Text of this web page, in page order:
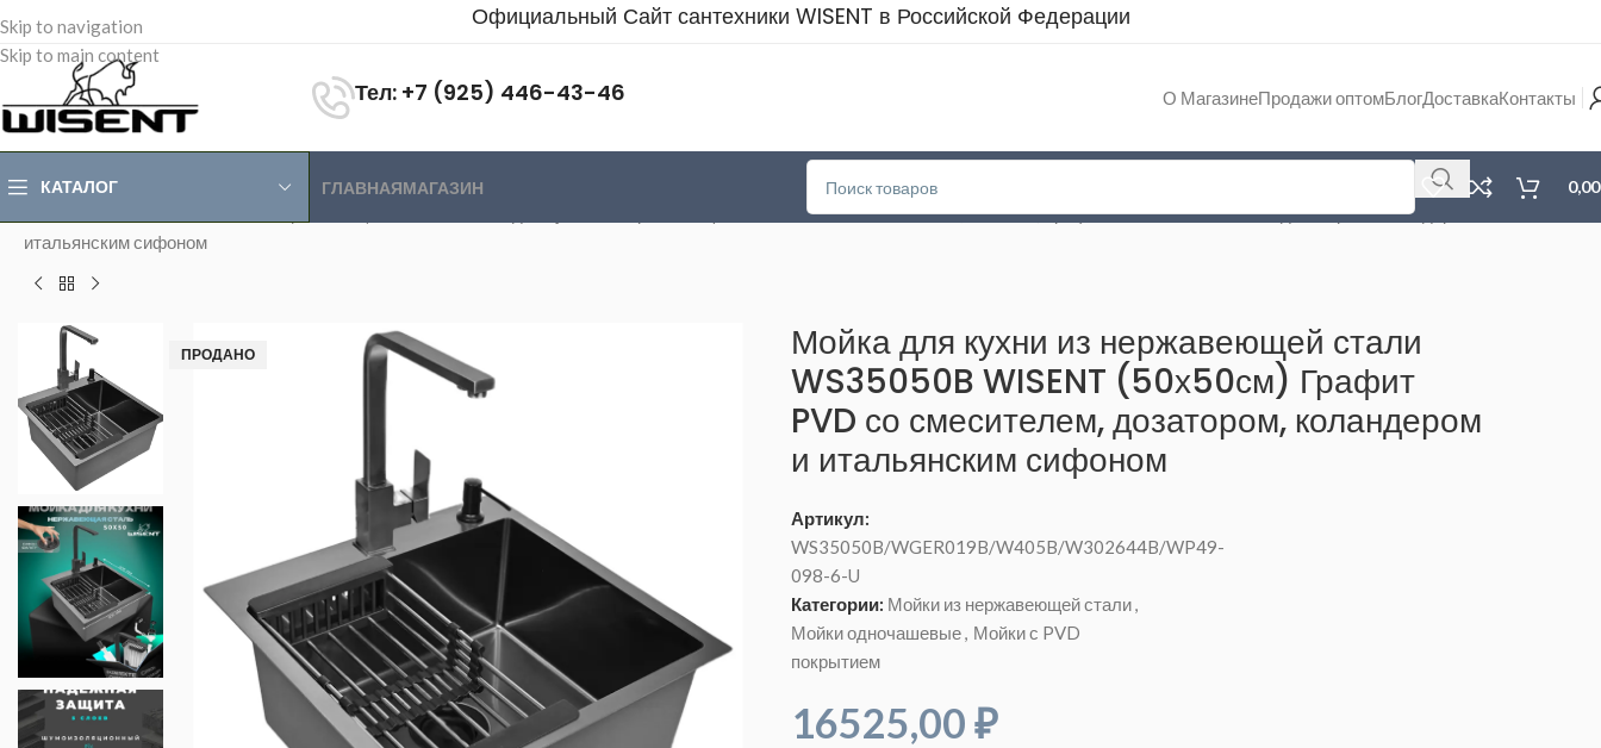
Skip to navigation
Skip to main content
Официальный Сайт сантехники WISENT в Российской Федерации
Тел: +7 (925) 446-43-46 О МагазинеПродажи оптомБлогДоставкаКонтакты
КАТАЛОГ ГЛАВНАЯМАГАЗИН
Мойка для кухни из нержавеющей стали WS35050B WISENT (50х50см) Графит PVD со смесителем, дозатором, коландером и
итальянским сифоном
ПРОДАНО
Мойка для кухни из нержавеющей стали
WS35050B WISENT (50х50см) Графит
PVD со смесителем, дозатором, коландером
и итальянским сифоном
Артикул:
WS35050B/WGER019B/W405B/W302644B/WP49-
098-6-U
Категории: Мойки из нержавеющей стали
Мойки одночашевые
Мойки с PVD
покрытием
16525,00₽